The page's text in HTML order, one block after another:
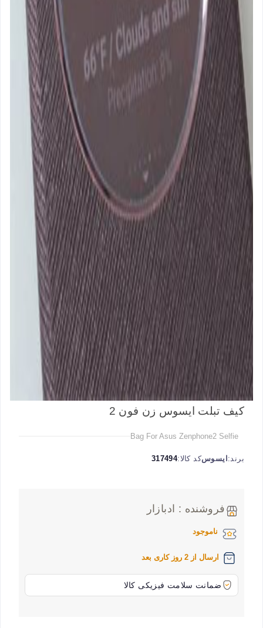
کیف تبلت ایسوس زن فون 2
Bag For Asus Zenphone2 Selfie
برند: ایسوسکد کالا:317494
فروشنده : ادبازار
ناموجود
ارسال از 2 روز کاری بعد
ضمانت سلامت فیزیکی کالا